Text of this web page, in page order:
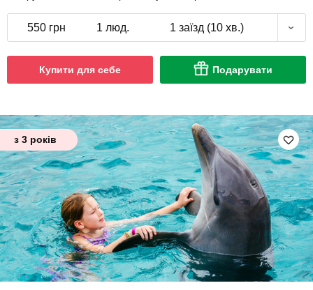
550 грн 1 люд. 1 заїзд (10 хв.)
Купити для себе Подарувати
з 3 років